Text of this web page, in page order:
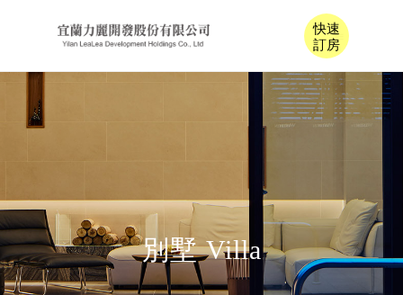
別墅 Villa
快速
訂房